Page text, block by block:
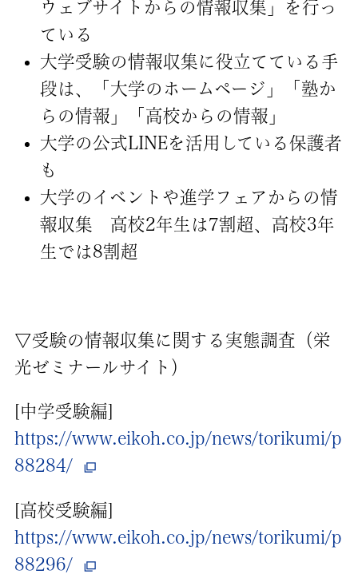
ウェブサイトからの情報収集」を行っ
ている
大学受験の情報収集に役立てている手
段は、「大学のホームページ」「塾か
らの情報」「高校からの情報」
大学の公式LINEを活用している保護者
も
大学のイベントや進学フェアからの情
報収集 高校2年生は7割超、高校3年
生では8割超
▽受験の情報収集に関する実態調査（栄
光ゼミナールサイト）
[中学受験編]
https://www.eikoh.co.jp/news/torikumi/p
88284/
[高校受験編]
https://www.eikoh.co.jp/news/torikumi/p
88296/